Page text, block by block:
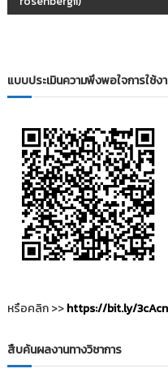
ะ
น
แบบประเมินความพึงพอใจการใช้
หรือคลิก >>https://bit.ly/
สืบค้นผลงานทางวิชาการ